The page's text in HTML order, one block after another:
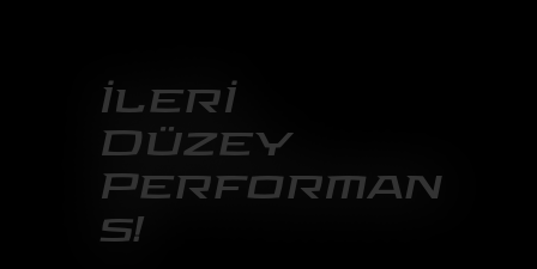
İlerİ
Düzey
Performan
s!